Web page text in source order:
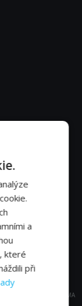
REKLAMA
a
které
při